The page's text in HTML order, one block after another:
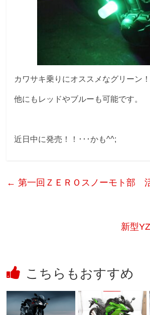
カワサキ乗りにオススメなグリーン！
他にもレッドやブルーも可能です。
近日中に発売！！･･･かも^^;
← 第一回ＺＥＲＯスノーモト部
新型
こちらもおすすめ